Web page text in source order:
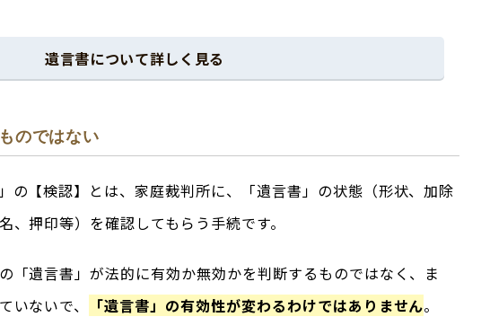
遺言書について詳しく見る
のではない
の【検認】とは、家庭裁判所に、「遺言書」の状態（形状、加除
、押印等）を確認してもらう手続です。
「遺言書」が法的に有効か無効かを判断するものではなく、ま
いないで、
「遺言書」の有効性が変わるわけではありません。